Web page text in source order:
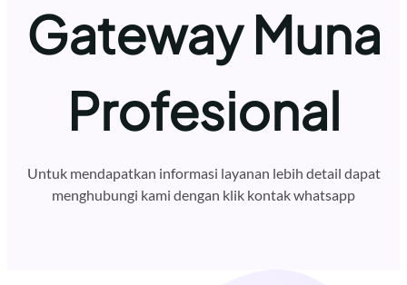
Gateway Muna
Profesional
Untuk mendapatkan informasi layanan lebih detail dapat
menghubungi kami dengan klik kontak whatsapp